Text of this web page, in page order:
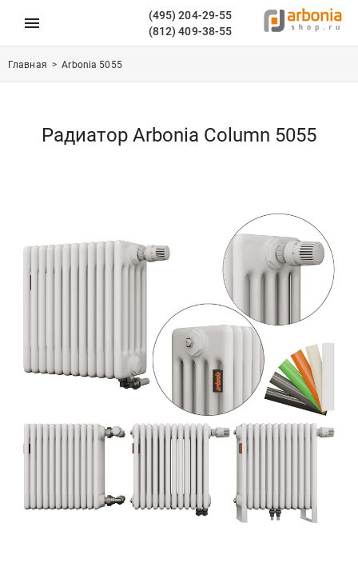
(495) 204-29-55
(812) 409-38-55
Главная >Arbonia 5055
Радиатор Arbonia Column 5055